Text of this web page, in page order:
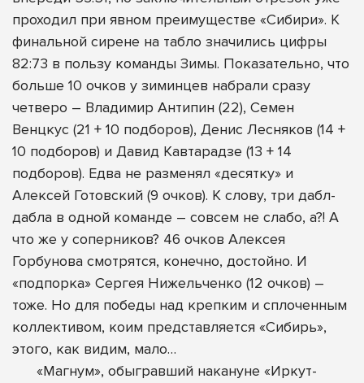
проходил при явном преимуществе «Сибири». К
финальной сирене на табло значились цифры
82:73 в пользу команды Зимы. Показательно, что
больше 10 очков у зиминцев набрали сразу
четверо – Владимир Антипин (22), Семен
Венцкус (21 + 10 подборов), Денис Лесняков (14 +
10 подборов) и Давид Кавтарадзе (13 + 14
подборов). Едва не разменял «десятку» и
Алексей Готовский (9 очков). К слову, три дабл-
дабла в одной команде – совсем не слабо, а?! А
что же у соперников? 46 очков Алексея
Горбунова смотрятся, конечно, достойно. И
«подпорка» Сергея Нижельченко (12 очков) –
тоже. Но для победы над крепким и сплоченным
коллективом, коим представляется «Сибирь»,
этого, как видим, мало…
«Магнум», обыгравший накануне «Иркут-